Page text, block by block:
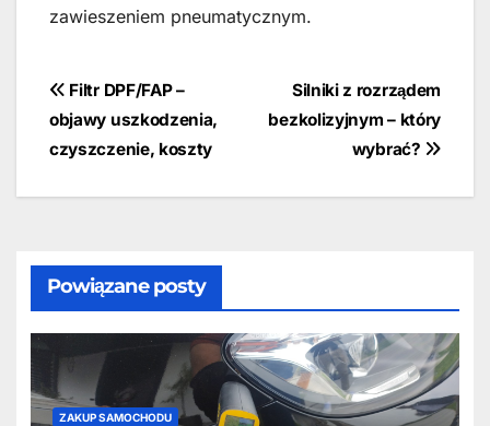
zawieszeniem pneumatycznym.
Nawigacja
wpisu
Silniki z rozrządem
bezkolizyjnym – który
wybrać?
Filtr DPF/FAP –
objawy uszkodzenia,
czyszczenie, koszty
Powiązane posty
ZAKUP SAMOCHODU